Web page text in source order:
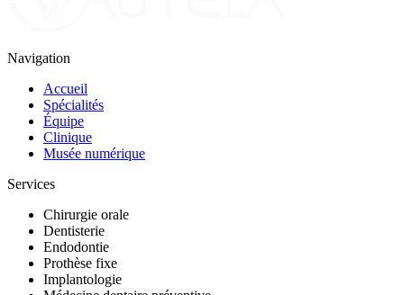
Navigation
Accueil
Spécialités
Équipe
Clinique
Musée numérique
Services
Chirurgie orale
Dentisterie
Endodontie
Prothèse fixe
Implantologie